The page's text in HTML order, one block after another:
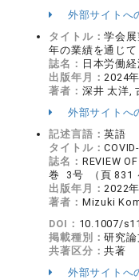
外部サイトへ
タイトル：学会
年の業績を通じて
誌名： 日本労働
出版年月：2024年
著者： 深井 太洋,
外部サイトへ
記述言語：英語
タイトル：
誌名： REVIEW
巻 3号 （頁 831
出版年月：2022
著者： Mizuki
DOI： 10.1007/
掲載種別：研究論
共著区分：共著
外部サイトへ